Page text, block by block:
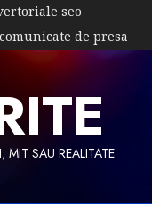
seo
de presa
MIT SAU REALITATE